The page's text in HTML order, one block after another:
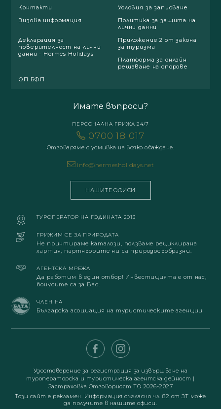
Контакти
Условия за записване
Визова информация
Политика за защита на
лични данни
Декларация за
поверителност на лични
данни - Hermes Holidays
Приложение 2 от закона
за туризма
Платформа за онлайн
решаване на спорове
ОП БФП
Имате въпроси?
ПЕРСОНАЛНА ГРИЖА 24/7
0700 18 017
Отговаряме с усмивка на всяко обаждане.
info@hermesholidays.net
НАШИТЕ ОФИСИ
ТУРОПЕРАТОР НА ГОДИНАТА 2013
ГРИЖИМ СЕ ЗА ПРИРОДАТА
Не принтираме каталози, ползваме рециклирана
хартия, партньорите ни са природосъобразни.
АГЕНТСКА МРЕЖА
Да работим в един отбор! Инвестицията е от нас,
бонусите са за Вас.
ЧЛЕН НА
Българска асоциация на туристическите агенции
Удостоверение за регистрация за извършване на
туроператорска и туристическа агентска дейност |
Застраховка Отговорност ТО 2026-2027
Този сайт е рекламен. Информация съгласно чл. 82 от ЗТ може
да получите в нашите офиси.